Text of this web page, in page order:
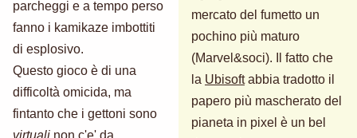
parcheggi e a tempo perso
fanno i kamikaze imbottiti
di esplosivo.
Questo gioco è di una
difficoltà omicida, ma
fintanto che i gettoni sono
virtuali non c'e' da
mercato del fumetto un
pochino più maturo
(Marvel&soci). Il fatto che
la Ubisoftabbia tradotto il
papero più mascherato del
pianeta in pixel è un bel